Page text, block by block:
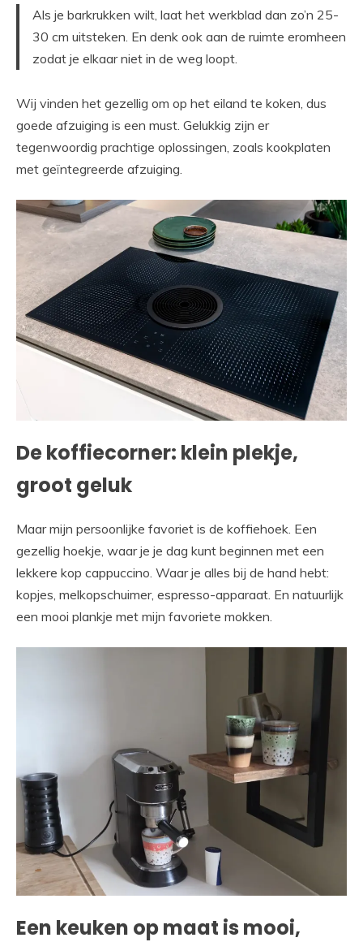
Als je barkrukken wilt, laat het werkblad dan zo’n 25-
30 cm uitsteken. En denk ook aan de ruimte eromheen
zodat je elkaar niet in de weg loopt.
Wij vinden het gezellig om op het eiland te koken, dus
goede afzuiging is een must. Gelukkig zijn er
tegenwoordig prachtige oplossingen, zoals kookplaten
met geïntegreerde afzuiging.
De koffiecorner: klein plekje,
groot geluk
Maar mijn persoonlijke favoriet is de koffiehoek. Een
gezellig hoekje, waar je je dag kunt beginnen met een
lekkere kop cappuccino. Waar je alles bij de hand hebt:
kopjes, melkopschuimer, espresso-apparaat. En natuurlijk
een mooi plankje met mijn favoriete mokken.
Een keuken op maat is mooi,